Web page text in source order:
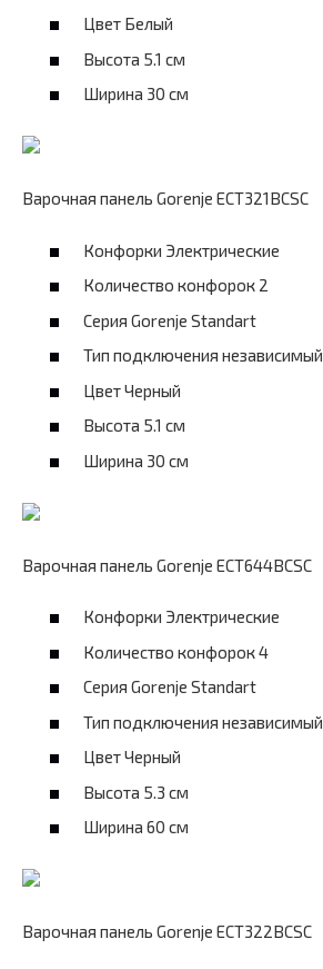
Цвет Белый
Высота 5.1 см
Ширина 30 см
Варочная панель Gorenje ECT321BCSC
Конфорки Электрические
Количество конфорок 2
Серия Gorenje Standart
Тип подключения независимый
Цвет Черный
Высота 5.1 см
Ширина 30 см
Варочная панель Gorenje ECT644BCSC
Конфорки Электрические
Количество конфорок 4
Серия Gorenje Standart
Тип подключения независимый
Цвет Черный
Высота 5.3 см
Ширина 60 см
Варочная панель Gorenje ECT322BCSC